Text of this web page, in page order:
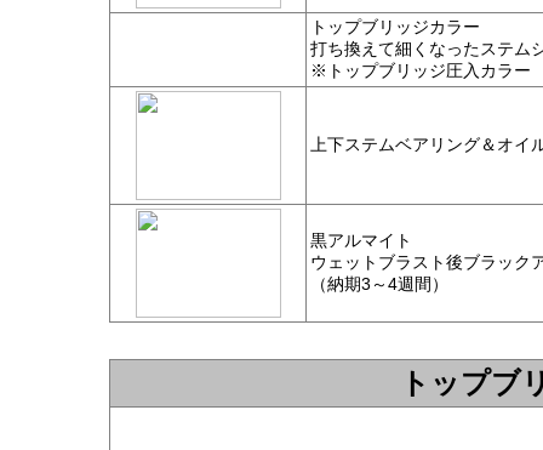
トップブリッジカラー
打ち換えて細くなったステム
※トップブリッジ圧入カラー
上下ステムベアリング＆オイ
黒アルマイト
ウェットブラスト後ブラック
（納期3～4週間）
トップブ